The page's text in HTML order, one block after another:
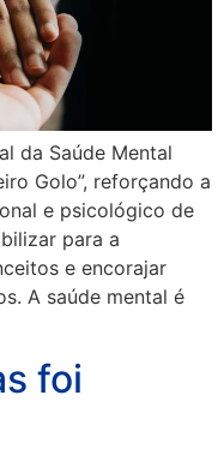
da Saúde Mental
Golo”, reforçando a
e psicológico de
para a
e encorajar
A saúde mental é
foi